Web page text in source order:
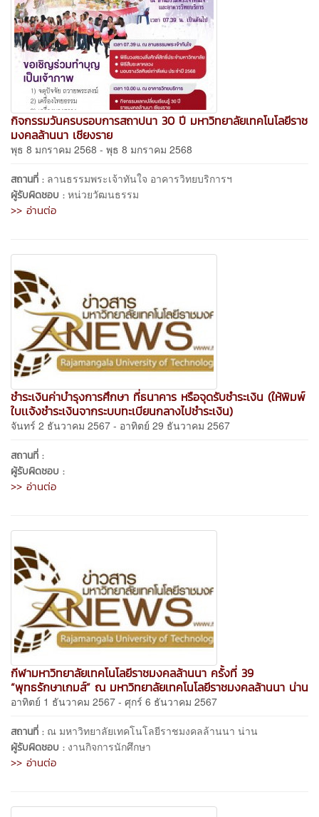
กิจกรรมวันครบรอบการสถาปนา 30 ปี มหาวิทยาลัยเทคโนโลยีราช
มงคลล้านนา เชียงราย
พุธ 8 มกราคม 2568 - พุธ 8 มกราคม 2568
สถานที่ : ลานธรรมพระเจ้าทันใจ อาคารวิทยบริการฯ
ผู้รับผิดชอบ : หน่วยวัฒนธรรม
>> อ่านต่อ
ชำระเงินค่าบำรุงการศึกษา ที่ธนาคาร หรือจุดรับชำระเงิน (ให้พิมพ์
ใบเเจ้งชำระเงินจากระบบทะเบียนกลางไปชำระเงิน)
จันทร์ 2 ธันวาคม 2567 - อาทิตย์ 29 ธันวาคม 2567
สถานที่ :
ผู้รับผิดชอบ :
>> อ่านต่อ
กีฬามหาวิทยาลัยเทคโนโลยีราชมงคลล้านนา ครั้งที่ 39
“พุทธรักษาเกมส์” ณ มหาวิทยาลัยเทคโนโลยีราชมงคลล้านนา น่าน
อาทิตย์ 1 ธันวาคม 2567 - ศุกร์ 6 ธันวาคม 2567
สถานที่ : ณ มหาวิทยาลัยเทคโนโลยีราชมงคลล้านนา น่าน
ผู้รับผิดชอบ : งานกิจการนักศึกษา
>> อ่านต่อ